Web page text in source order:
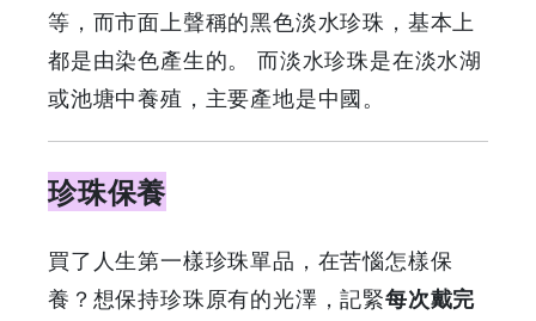
等，而市面上聲稱的黑色淡水珍珠，基本上
都是由染色產生的。 而淡水珍珠是在淡水湖
或池塘中養殖，主要產地是中國。
珍珠保養
買了人生第一樣珍珠單品，在苦惱怎樣保
養？想保持珍珠原有的光澤，記緊每次戴完